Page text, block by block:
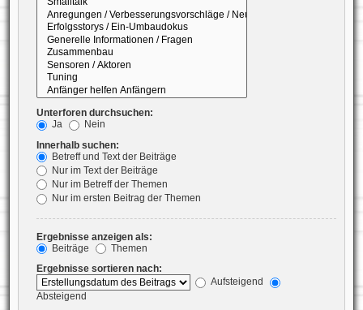
Unterforen durchsuchen:
Ja
Nein
Innerhalb suchen:
Betreff und Text der Beiträge
Nur im Text der Beiträge
Nur im Betreff der Themen
Nur im ersten Beitrag der Themen
Ergebnisse anzeigen als:
Beiträge
Themen
Ergebnisse sortieren nach:
Aufsteigend
Absteigend